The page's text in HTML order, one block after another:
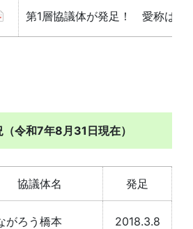
第1層協議体が発足！ 愛称は「
令和7年8月31日現在）
協議体名 発足
がろう橋本 2018.3.8